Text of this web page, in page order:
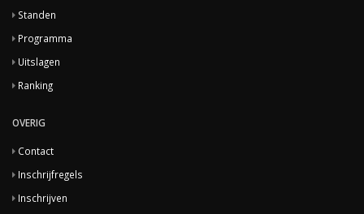
Standen
Programma
Uitslagen
Ranking
OVERIG
Contact
Inschrijfregels
Inschrijven